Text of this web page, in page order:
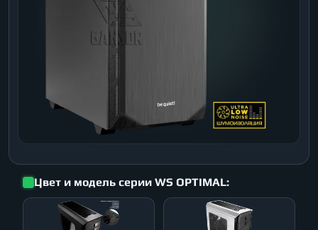
Цвет и модель серии WS OPTIMAL: